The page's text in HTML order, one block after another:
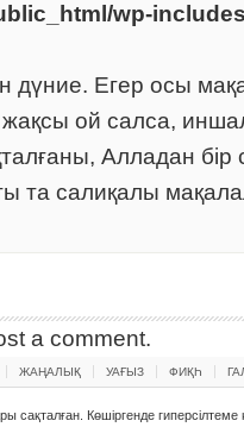
wp-
дүние. Егер осы
ой салса,
Алладан бір
та салиқалы
a comment.
ЖАҢАЛЫҚ УАҒЫЗ ФИҚҺ
сақталған. Көшіргенде гиперсілтеме